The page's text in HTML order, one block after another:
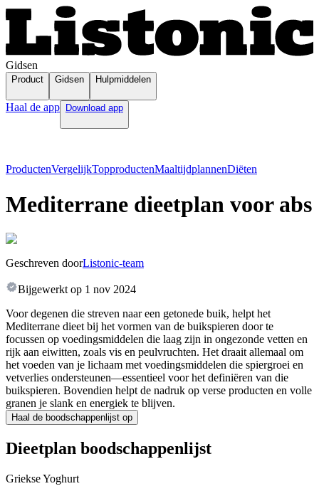
Gidsen
Product Gidsen Hulpmiddelen
Haal de app Download app
ProductenVergelijkTopproductenMaaltijdplannenDiëten
Mediterrane dieetplan voor abs
Geschreven doorListonic-team
Bijgewerkt op 1 nov 2024
Voor degenen die streven naar een getonede buik, helpt het
Mediterrane dieet bij het vormen van de buikspieren door te
focussen op voedingsmiddelen die laag zijn in ongezonde vetten en
rijk aan eiwitten, zoals vis en peulvruchten. Het draait allemaal om
het voeden van je lichaam met voedingsmiddelen die spiergroei en
vetverlies ondersteunen—essentieel voor het definiëren van die
buikspieren. Bovendien helpt de nadruk op verse producten en volle
granen je slank en energiek te blijven.
Haal de boodschappenlijst op
Dieetplan boodschappenlijst
Griekse Yoghurt